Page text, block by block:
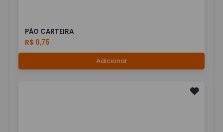
PÃO CARTEIRA
R$ 0,75
Adicionar